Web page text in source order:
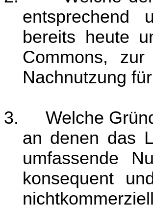
entsprechend
bereits heute
Commons, zur
Nachnutzung
3.
Welche
an denen das
umfassende
konsequent